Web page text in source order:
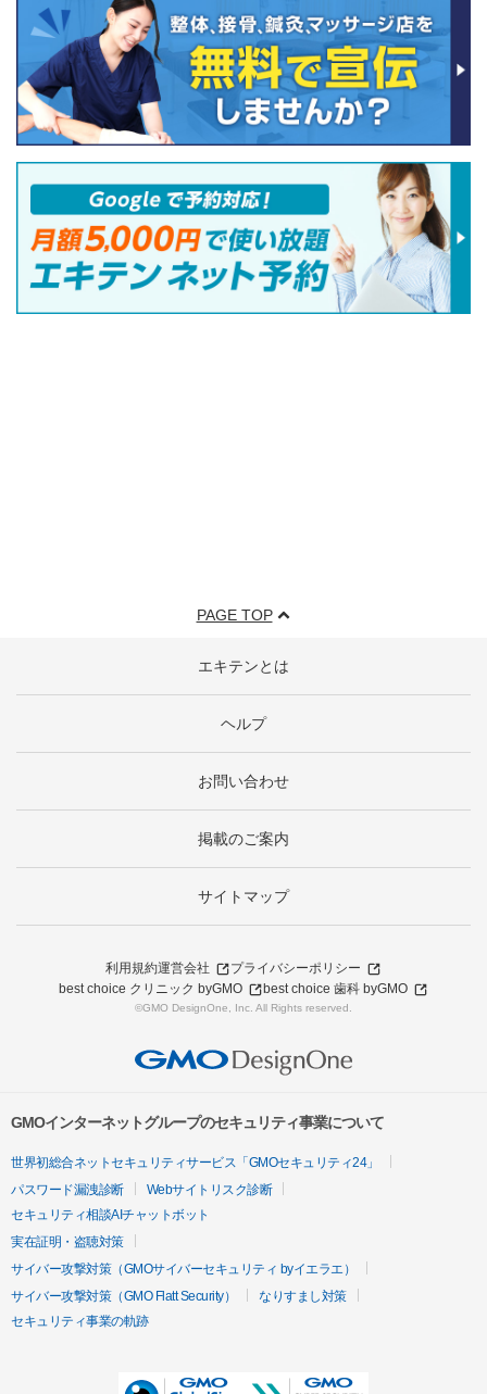
PAGE TOP
エキテンとは
ヘルプ
お問い合わせ
掲載のご案内
サイトマップ
利用規約運営会社
プライバシーポリシー
best choice クリニック byGMO
best choice 歯科 byGMO
©GMO DesignOne, Inc. All Rights reserved.
GMOインターネットグループのセキュリティ事業について
世界初総合ネットセキュリティサービス「GMOセキュリティ24」
パスワード漏洩診断
Webサイトリスク診断
セキュリティ相談AIチャットボット
実在証明・盗聴対策
サイバー攻撃対策（GMOサイバーセキュリティ byイエラエ）
サイバー攻撃対策（GMO Flatt Security）
なりすまし対策
セキュリティ事業の軌跡